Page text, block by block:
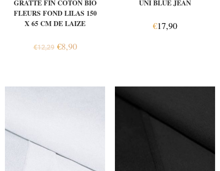
GRATTÉ FIN COTON BIO
FLEURS FOND LILAS 150
X 65 CM DE LAIZE
€12,29 €8,90
UNI BLUE JEAN
€17,90